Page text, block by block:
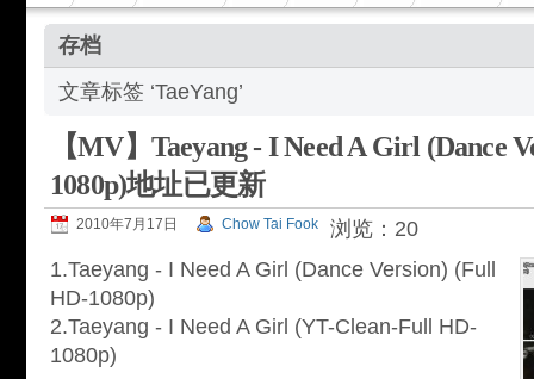
存档
文章标签 ‘TaeYang’
【MV】Taeyang - I Need A Girl (Dance
1080p)地址已更新
2010年7月17日 Chow Tai Fook
浏览：20
1.Taeyang - I Need A Girl (Dance Version) (Full
HD-1080p)
2.Taeyang - I Need A Girl (YT-Clean-Full HD-
1080p)